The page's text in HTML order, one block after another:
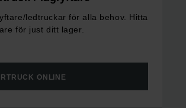
ledtruckar för alla behov. Hitta
för just ditt lager.
ONLINE